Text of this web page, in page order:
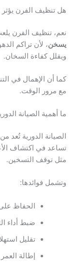
هل تنظيف الفرن
نعم، تنظيف الفرن
يسخن، لأن تراكم
ويقلل كفاءة السخان.
كما أن الإهمال في
مع مرور الوقت.
ما أهمية الصيانة
الصيانة الدورية تُعد
تساعد في اكتشاف
مثل توقف التسخين.
وتشمل فوائدها:
الحفاظ
ضبط أداء
تقليل
إطالة